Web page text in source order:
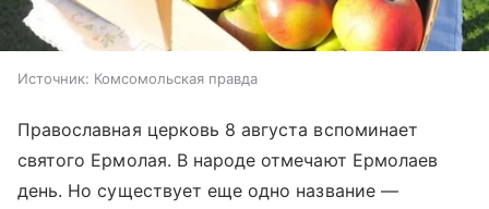
Источник: Комсомольская правда
Православная церковь 8 августа вспоминает
святого Ермолая. В народе отмечают Ермолаев
день. Но существует еще одно название —